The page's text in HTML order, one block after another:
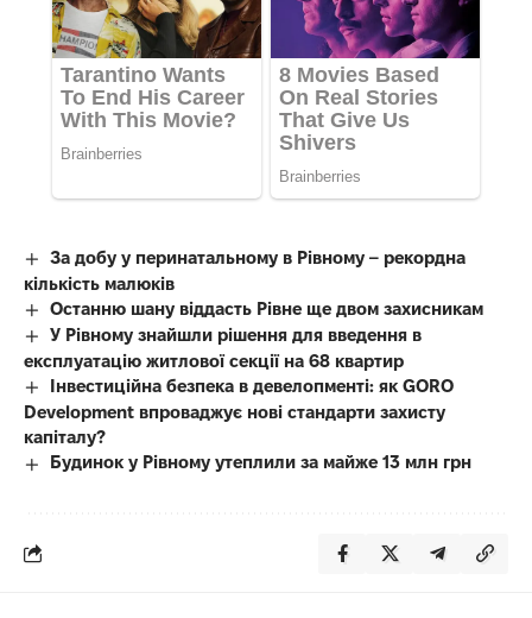
За добу у перинатальному в Рівному – рекордна
кількість малюків
Останню шану віддасть Рівне ще двом захисникам
У Рівному знайшли рішення для введення в
експлуатацію житлової секції на 68 квартир
Інвестиційна безпека в девелопменті: як GORO
Development впроваджує нові стандарти захисту
капіталу?
Будинок у Рівному утеплили за майже 13 млн грн